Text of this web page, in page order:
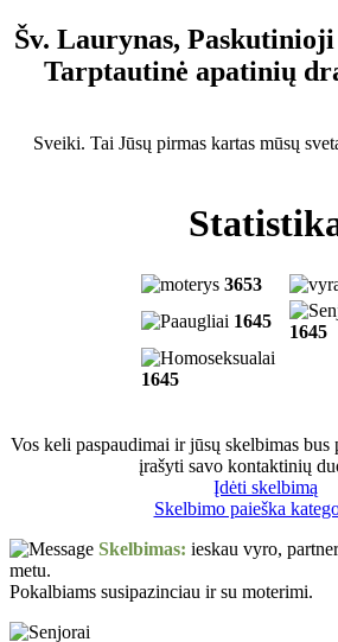
Šv. Laurynas,
Tarptautinė apatinių
Sveiki. Tai Jūsų pirmas kartas mūsų
3653
1645
1645
1645
Vos keli paspaudimai ir jūsų skelbimas bus
įrašyti savo kontaktinių
Įdėti skelbimą
Skelbimo paieška
Skelbimas: ieskau vyro,
metu.
Pokalbiams susipazinciau ir su moterimi.